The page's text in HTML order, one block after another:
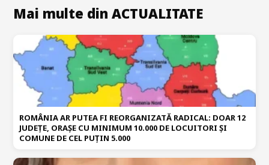
Mai multe din ACTUALITATE
ROMÂNIA AR PUTEA FI REORGANIZATĂ RADICAL: DOAR 12
JUDEȚE, ORAȘE CU MINIMUM 10.000 DE LOCUITORI ȘI
COMUNE DE CEL PUȚIN 5.000